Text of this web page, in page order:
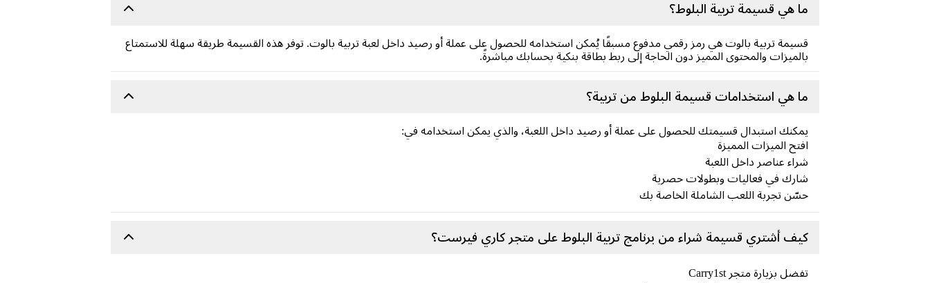
ما هي قسيمة تربية البلوط؟
قسيمة تربية بالوت هي رمز رقمي مدفوع مسبقًا يُمكن استخدامه للحصول على عملة أو رصيد داخل لعبة تربية بالوت. توفر هذه القسيمة طريقة سهلة للاستمتاع
بالميزات والمحتوى المميز دون الحاجة إلى ربط بطاقة بنكية بحسابك مباشرةً.
ما هي استخدامات قسيمة البلوط من تربية؟
يمكنك استبدال قسيمتك للحصول على عملة أو رصيد داخل اللعبة، والذي يمكن استخدامه في:
افتح الميزات المميزة
شراء عناصر داخل اللعبة
شارك في فعاليات وبطولات حصرية
حسّن تجربة اللعب الشاملة الخاصة بك
كيف أشتري قسيمة شراء من برنامج تربية البلوط على متجر كاري فيرست؟
تفضل بزيارة متجر Carry1st